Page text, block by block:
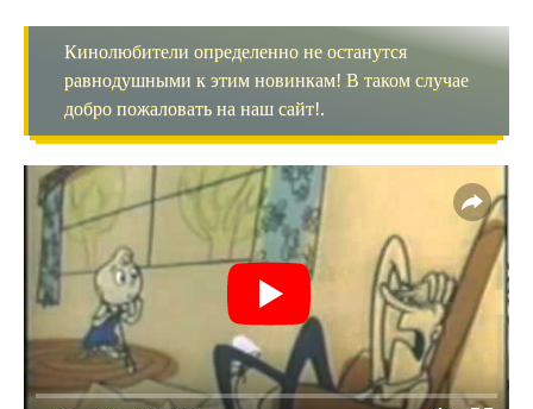
Кинолюбители определенно не останутся
равнодушными к этим новинкам! В таком случае
добро пожаловать на наш сайт!.